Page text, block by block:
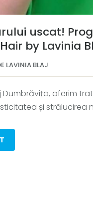
uscat!
by Lavinia
LAVINIA BLAJ
Dumbrăvița, oferim
și strălucirea